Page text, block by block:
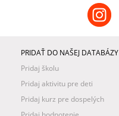
PRIDAŤ DO NAŠEJ DATABÁZY
Pridaj školu
Pridaj aktivitu pre deti
Pridaj kurz pre dospelých